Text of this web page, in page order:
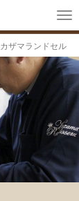
カザマランドセル